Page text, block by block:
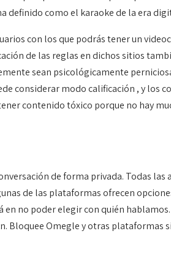
definido como el karaoke de la era
con los que podrás tener un
de las reglas en dichos sitios
sean psicológicamente
considerar modo calificación , y los
contenido tóxico porque no hay
de forma privada. Todas las
de las plataformas ofrecen
no poder elegir con quién
Bloquee Omegle y otras